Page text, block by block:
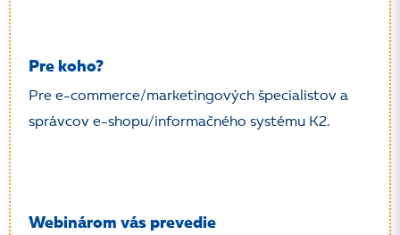
Pre koho?
Pre e-commerce/marketingových špecialistov a
správcov e-shopu/informačného systému K2.
Webinárom vás prevedie